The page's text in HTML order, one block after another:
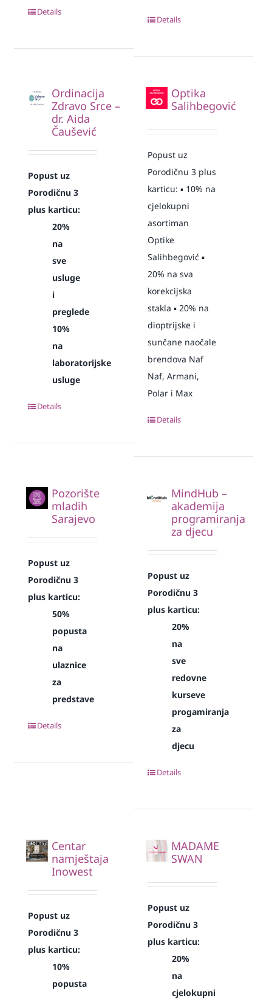
Details
Details
Ordinacija
Zdravo Srce –
dr. Aida
Čaušević
Popust uz
Porodičnu 3
plus karticu:
20%
na
sve
usluge
i
preglede
10%
na
laboratorijske
usluge
Details
Optika
Salihbegović
Popust uz
Porodičnu 3 plus
karticu: ▪️ 10% na
cjelokupni
asortiman
Optike
Salihbegović ▪️
20% na sva
korekcijska
stakla ▪️ 20% na
dioptrijske i
sunčane naočale
brendova Naf
Naf, Armani,
Polar i Max
Details
Pozorište
mladih
Sarajevo
Popust uz
Porodičnu 3
plus karticu:
50%
popusta
na
ulaznice
za
predstave
Details
MindHub –
akademija
programiranja
za djecu
Popust uz
Porodičnu 3
plus karticu:
20%
na
sve
redovne
kurseve
progamiranja
za
djecu
Details
Centar
namještaja
Inowest
Popust uz
Porodičnu 3
plus karticu:
10%
popusta
MADAME
SWAN
Popust uz
Porodičnu 3
plus karticu:
20%
na
cjelokupni